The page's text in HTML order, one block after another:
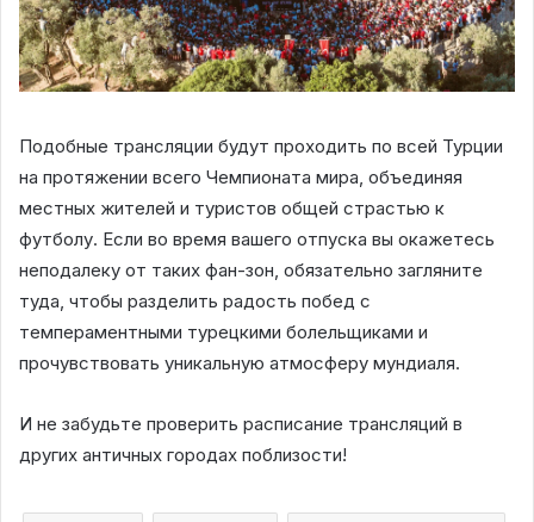
Подобные трансляции будут проходить по всей Турции
на протяжении всего Чемпионата мира, объединяя
местных жителей и туристов общей страстью к
футболу. Если во время вашего отпуска вы окажетесь
неподалеку от таких фан-зон, обязательно загляните
туда, чтобы разделить радость побед с
темпераментными турецкими болельщиками и
прочувствовать уникальную атмосферу мундиаля.
И не забудьте проверить расписание трансляций в
других античных городах поблизости!